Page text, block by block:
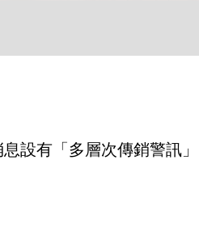
設有「多層次傳銷警訊」